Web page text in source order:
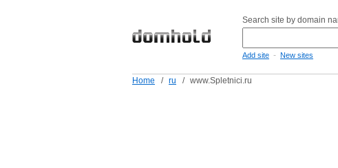
Search site by domain
Add site - New sites
Home / ru / www.Spletnici.ru